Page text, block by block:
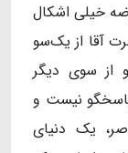
خیلی اشکال
آقا از یک‌سو
و از سوی دیگر
پاسخگو نیست و
یک دنیای